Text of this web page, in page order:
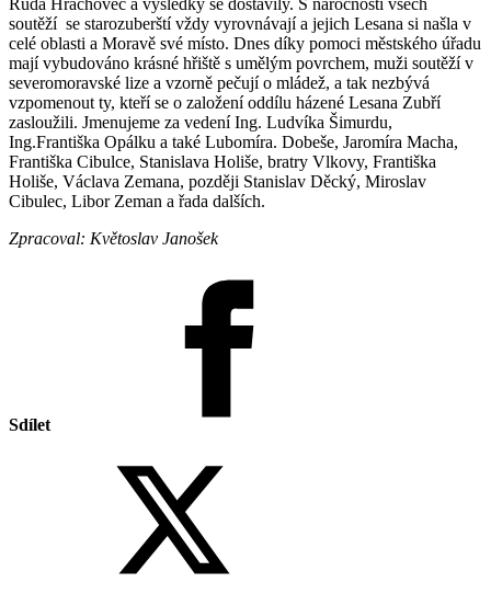
soutěží se starozuberští vždy vyrovnávají a jejich Lesana si našla v
celé oblasti a Moravě své místo. Dnes díky pomoci městského úřadu
mají vybudováno krásné hřiště s umělým povrchem, muži soutěží v
severomoravské lize a vzorně pečují o mládež, a tak nezbývá
vzpomenout ty, kteří se o založení oddílu házené Lesana Zubří
zasloužili. Jmenujeme za vedení Ing. Ludvíka Šimurdu,
Ing.Františka Opálku a také Lubomíra. Dobeše, Jaromíra Macha,
Františka Cibulce, Stanislava Holiše, bratry Vlkovy, Františka
Holiše, Václava Zemana, později Stanislav Děcký, Miroslav
Cibulec, Libor Zeman a řada dalších.
Zpracoval: Květoslav Janošek
Sdílet